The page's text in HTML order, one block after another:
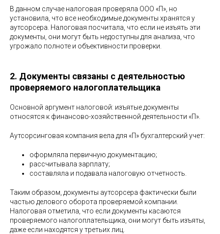
В данном случае налоговая проверяла ООО «П», но
установила, что все необходимые документы хранятся у
аутсорсера. Налоговая посчитала, что если не изъять эти
документы, они могут быть недоступны для анализа, что
угрожало полноте и объективности проверки.
2. Документы связаны с деятельностью
проверяемого налогоплательщика
Основной аргумент налоговой: изъятые документы
относятся к финансово-хозяйственной деятельности «П».
Аутсорсинговая компания вела для «П» бухгалтерский учет:
оформляла первичную документацию;
рассчитывала зарплату;
составляла и подавала налоговую отчетность.
Таким образом, документы аутсорсера фактически были
частью делового оборота проверяемой компании.
Налоговая отметила, что если документы касаются
проверяемого налогоплательщика, они могут быть изъяты,
даже если находятся у третьих лиц.